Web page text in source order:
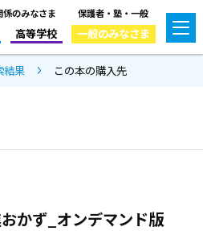
のみなさま
高等学校
保護者・塾・一般
一般のみなさま
結果 この本の購入先
かず_オンデマンド版